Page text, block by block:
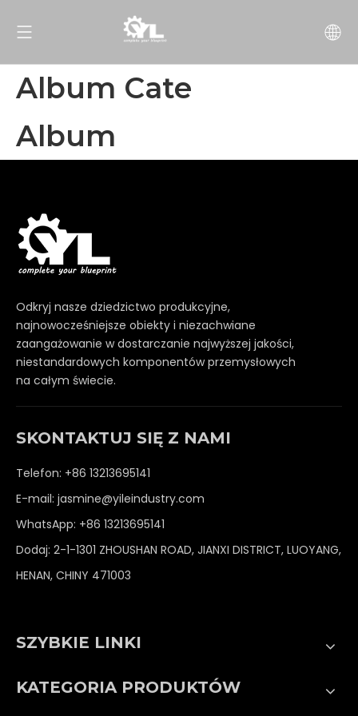
Album Cate
Album
Odkryj nasze dziedzictwo produkcyjne,
najnowocześniejsze obiekty i niezachwiane
zaangażowanie w dostarczanie najwyższej jakości,
niestandardowych komponentów przemysłowych
na całym świecie.
SKONTAKTUJ SIĘ Z NAMI
Telefon: +86 13213695141
E-mail: jasmine@yileindustry.com
WhatsApp: +86 13213695141
Dodaj: 2-1-1301 ZHOUSHAN ROAD, JIANXI DISTRICT, LUOYANG,
HENAN, CHINY 471003
SZYBKIE LINKI
KATEGORIA PRODUKTÓW